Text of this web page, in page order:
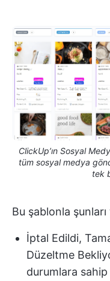
ClickUp’ın Sosyal
tüm sosyal medya
tek
Bu şablonla
İptal Edildi,
Düzeltme
durumlara